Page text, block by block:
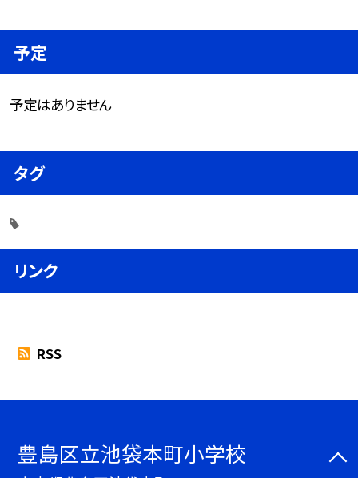
予定
予定はありません
タグ
リンク
RSS
豊島区立池袋本町小学校